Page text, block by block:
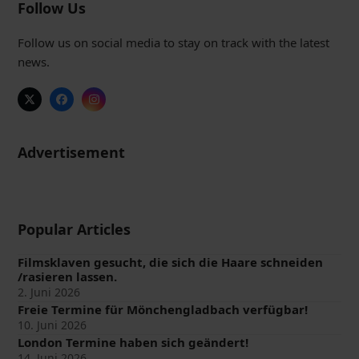
Follow Us
Follow us on social media to stay on track with the latest
news.
Twitter
(deprecated)
FacebookInstagram
Advertisement
Popular Articles
Filmsklaven gesucht, die sich die Haare schneiden
/rasieren lassen.
2. Juni 2026
Freie Termine für Mönchengladbach verfügbar!
10. Juni 2026
London Termine haben sich geändert!